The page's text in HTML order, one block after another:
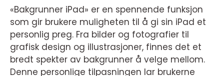
«Bakgrunner iPad» er en spennende funksjon
som gir brukere muligheten til å gi sin iPad et
personlig preg. Fra bilder og fotografier til
grafisk design og illustrasjoner, finnes det et
bredt spekter av bakgrunner å velge mellom.
Denne personlige tilpasningen lar brukerne